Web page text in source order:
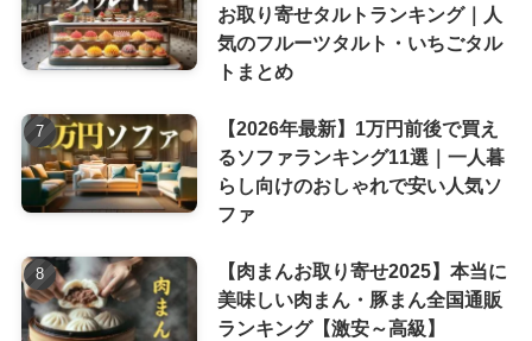
お取り寄せタルトランキング｜人
気のフルーツタルト・いちごタル
トまとめ
【2026年最新】1万円前後で買え
るソファランキング11選｜一人暮
らし向けのおしゃれで安い人気ソ
ファ
【肉まんお取り寄せ2025】本当に
美味しい肉まん・豚まん全国通販
ランキング【激安～高級】